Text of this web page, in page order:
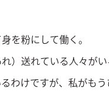
を粉にして働く。
）送れている人々がい
わけですが、私がも